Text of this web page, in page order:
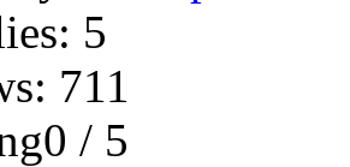
5
711
/ 5